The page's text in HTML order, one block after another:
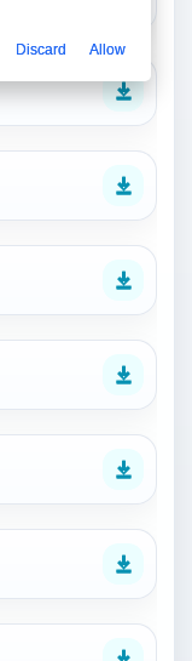
Discard Allow